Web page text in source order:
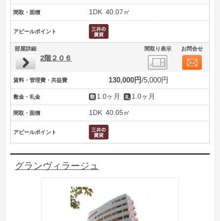
間取・面積 1DK 40.07㎡
アピールポイント
部屋詳細 間取り表示 お問合せ
2階２０６
賃料・管理費・共益費 130,000円 5,000円
敷金・礼金 1.0ヶ月 1.0ヶ月
間取・面積 1DK 40.05㎡
アピールポイント
グランヴィラージュ